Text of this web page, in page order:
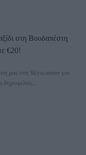
στη Βουδαπέστη
€20!
μας στη Skyscanner για
δημοφιλείς...